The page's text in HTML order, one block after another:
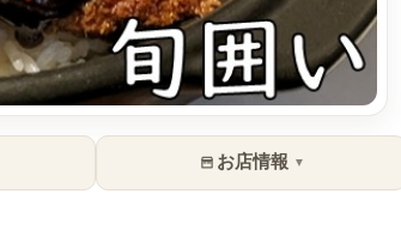
お店情報 ▼